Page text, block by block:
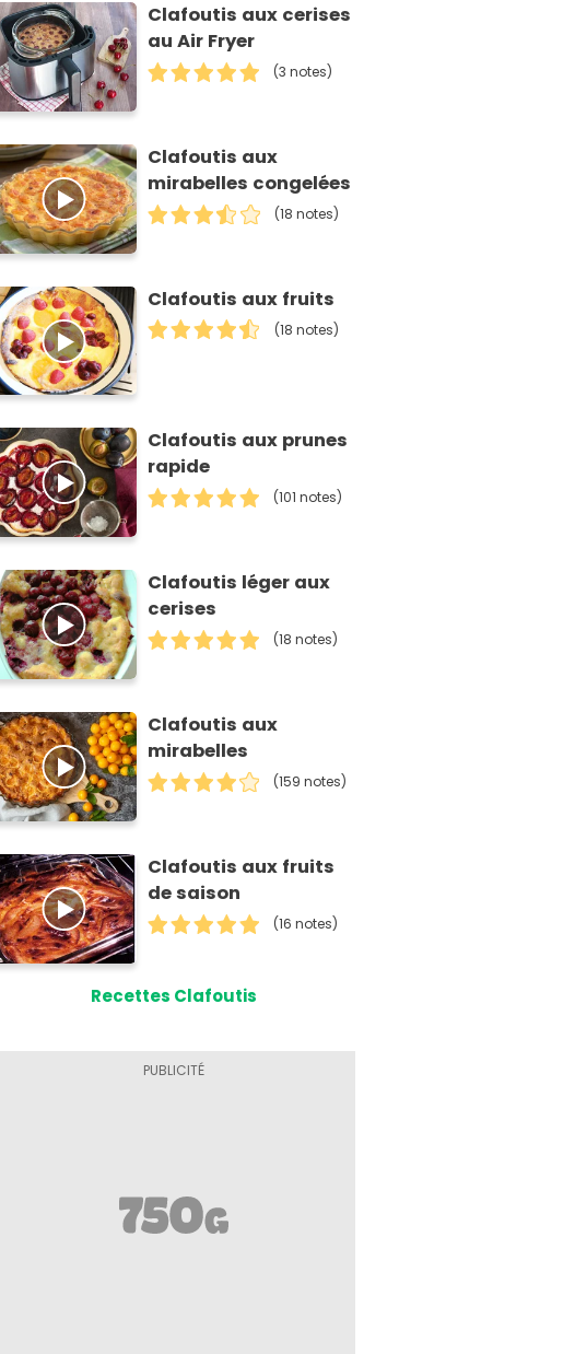
Clafoutis aux cerises
au Air Fryer
(3 notes)
Clafoutis aux
mirabelles congelées
(18 notes)
Clafoutis aux fruits
(18 notes)
Clafoutis aux prunes
rapide
(101 notes)
Clafoutis léger aux
cerises
(18 notes)
Clafoutis aux
mirabelles
(159 notes)
Clafoutis aux fruits
de saison
(16 notes)
Recettes Clafoutis